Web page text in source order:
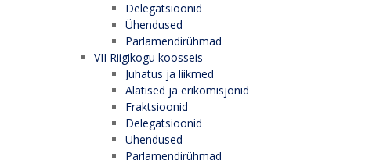
Delegatsioonid
Ühendused
Parlamendirühmad
VII Riigikogu koosseis
Juhatus ja liikmed
Alatised ja erikomisjonid
Fraktsioonid
Delegatsioonid
Ühendused
Parlamendirühmad